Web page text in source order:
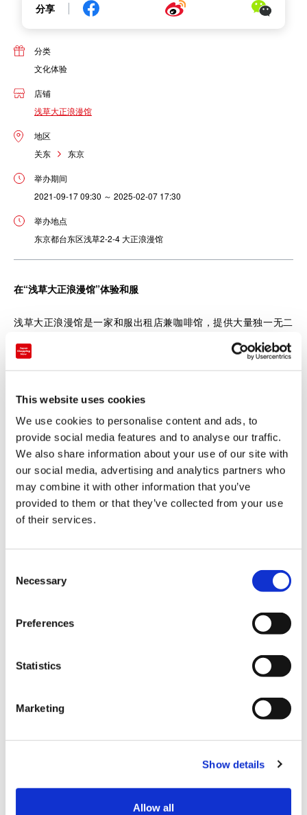
This website uses cookies
We use cookies to personalise content and ads, to
provide social media features and to analyse our traffic.
We also share information about your use of our site with
our social media, advertising and analytics partners who
may combine it with other information that you’ve
provided to them or that they’ve collected from your use
of their services.
Necessary
Preferences
Statistics
Marketing
Show details
Allow all
分享
分类
文化体验
店铺
浅草大正浪漫馆
地区
关东
东京
举办期间
2021-09-17 09:30 ～ 2025-02-07 17:30
举办地点
东京都台东区浅草2-2-4 大正浪漫馆
在“浅草大正浪漫馆”体验和服
浅草大正浪漫馆是一家和服出租店兼咖啡馆，提供大量独一无二
的古董和服，并通过与原创装饰配件相结合，其融合了新旧日本
的文化。
像穿西服一样和服也可以进行搭配，所以即使是初次接触和服的
人，也应该能找到适合自己的风格。
① 首先在3楼选和服。